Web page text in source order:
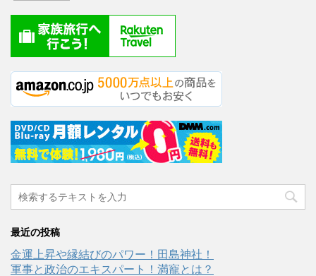
最近の投稿
金運上昇や縁結びのパワー！田島神社！
軍事と政治のエキスパート！満寵とは？